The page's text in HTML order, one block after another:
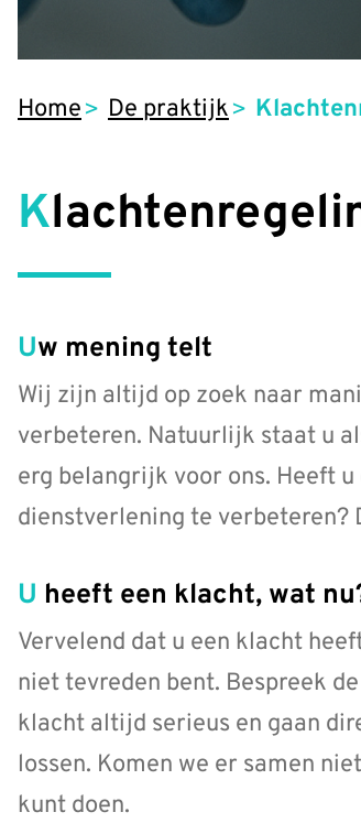
Home De praktijk
Uw mening telt
Wij zijn altijd op zoek naar
verbeteren. Natuurlijk staat u
erg belangrijk voor ons. Heeft
dienstverlening te verbeteren?
U heeft een klacht, wat
Vervelend dat u een klacht
niet tevreden bent. Bespreek
klacht altijd serieus en gaan
lossen. Komen we er samen
kunt doen.